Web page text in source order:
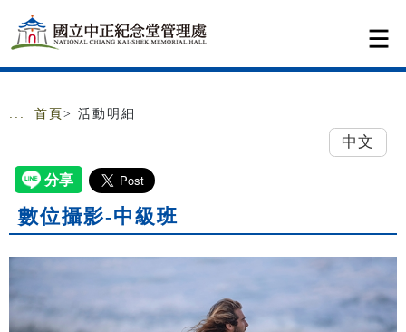
跳到主要內容
網站導覽
::: 首頁 > 活動明細
中文
數位攝影-中級班